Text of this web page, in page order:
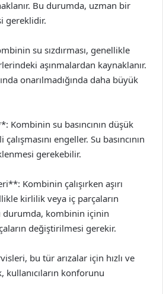
Bu durumda, uzman bir
gereklidir.
su sızdırması, genellikle
aşınmalardan kaynaklanır.
onarılmadığında daha büyük
Kombinin su basıncının düşük
engeller. Su basıncının
gerekebilir.
Kombinin çalışırken aşırı
kirlilik veya iç parçaların
durumda, kombinin içinin
değiştirilmesi gerekir.
bu tür arızalar için hızlı ve
konforunu